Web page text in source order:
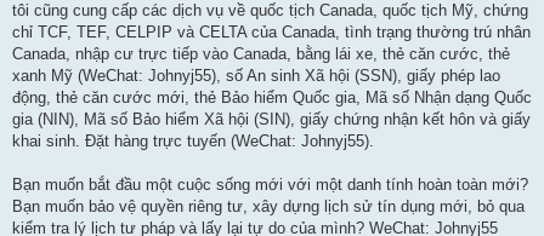
tôi cũng cung cấp các dịch vụ về quốc tịch Canada, quốc tịch Mỹ, chứng
chỉ TCF, TEF, CELPIP và CELTA của Canada, tình trạng thường trú nhân
Canada, nhập cư trực tiếp vào Canada, bằng lái xe, thẻ căn cước, thẻ
xanh Mỹ (WeChat: Johnyj55), số An sinh Xã hội (SSN), giấy phép lao
động, thẻ căn cước mới, thẻ Bảo hiểm Quốc gia, Mã số Nhận dạng Quốc
gia (NIN), Mã số Bảo hiểm Xã hội (SIN), giấy chứng nhận kết hôn và giấy
khai sinh. Đặt hàng trực tuyến (WeChat: Johnyj55).
Bạn muốn bắt đầu một cuộc sống mới với một danh tính hoàn toàn mới?
Bạn muốn bảo vệ quyền riêng tư, xây dựng lịch sử tín dụng mới, bỏ qua
kiểm tra lý lịch tư pháp và lấy lại tự do của mình? WeChat: Johnyj55